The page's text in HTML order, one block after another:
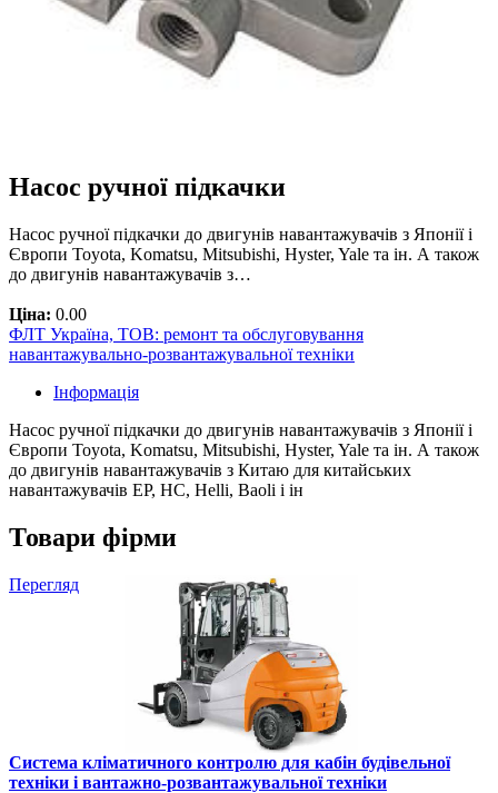
Насос ручної підкачки
Насос ручної підкачки до двигунів навантажувачів з Японії і
Європи Toyota, Komatsu, Mitsubishi, Hyster, Yale та ін. А також
до двигунів навантажувачів з…
Ціна: 0.00
ФЛТ Україна, ТОВ: ремонт та обслуговування
навантажувально-розвантажувальної техніки
Інформація
Насос ручної підкачки до двигунів навантажувачів з Японії і
Європи Toyota, Komatsu, Mitsubishi, Hyster, Yale та ін. А також
до двигунів навантажувачів з Китаю для китайських
навантажувачів EP, HC, Helli, Baoli і ін
Товари фірми
Перегляд
Система кліматичного контролю для кабін будівельної
техніки і вантажно-розвантажувальної техніки